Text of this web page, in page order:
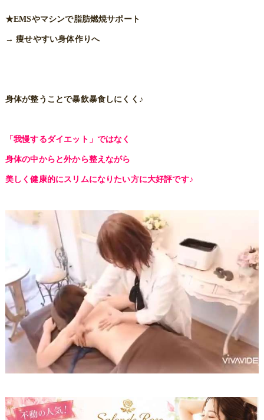
★EMSやマシンで脂肪燃焼サポート
→ 痩せやすい身体作りへ
身体が整うことで暴飲暴食しにくく♪
「我慢するダイエット」ではなく
身体の中からと外から整えながら
美しく健康的にスリムになりたい方に大好評です♪